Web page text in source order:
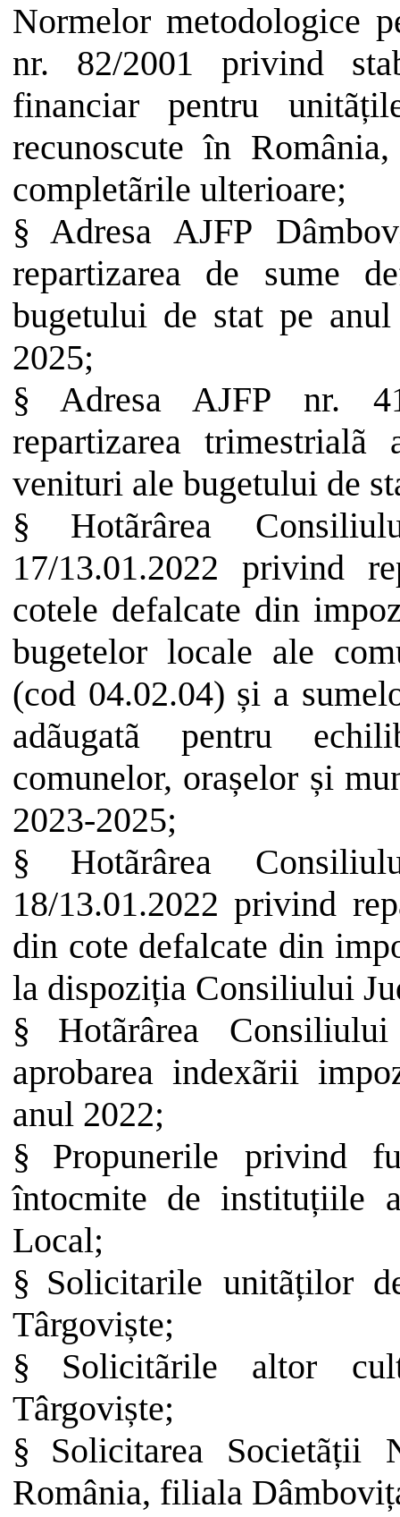
Normelor metodologice
nr. 82/2001 privind
financiar pentru
recunoscute în
completãrile ulterioare;
§ Adresa AJFP
repartizarea de sume
bugetului de stat pe
2025;
§
Adresa AJFP nr.
repartizarea
venituri ale bugetului de
§
Hotãrârea
17/13.01.2022 privind
cotele defalcate din
bugetelor locale ale
(cod 04.02.04) și a
adãugatã pentru
comunelor, orașelor și
2023-2025;
§
Hotãrârea
18/13.01.2022 privind
din cote defalcate din
la dispoziția Consiliului
§
Hotãrârea
aprobarea indexãrii
anul 2022;
§
Propunerile privind
întocmite deinstituțiile
Local;
§ Solicitarile unitãților
Târgoviște;
§
Solicitãrile altor
Târgoviște;
§
Solicitarea Societãții
România, filiala